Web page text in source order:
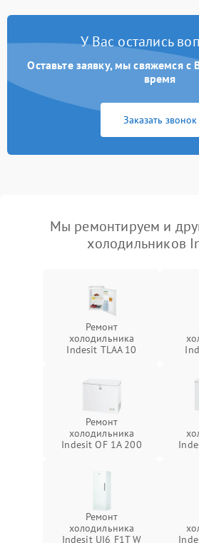
У Вас остались
Оставьте заявку, мы свяжемся
время
Заказать звонок
Мы ремонтируем и
холодильников
Ремонт
холодильника
Indesit TLAA 10
Ремонт
холодильника
Indesit OF 1A 200
Ремонт
холодильника
Indesit UI6 F1T W